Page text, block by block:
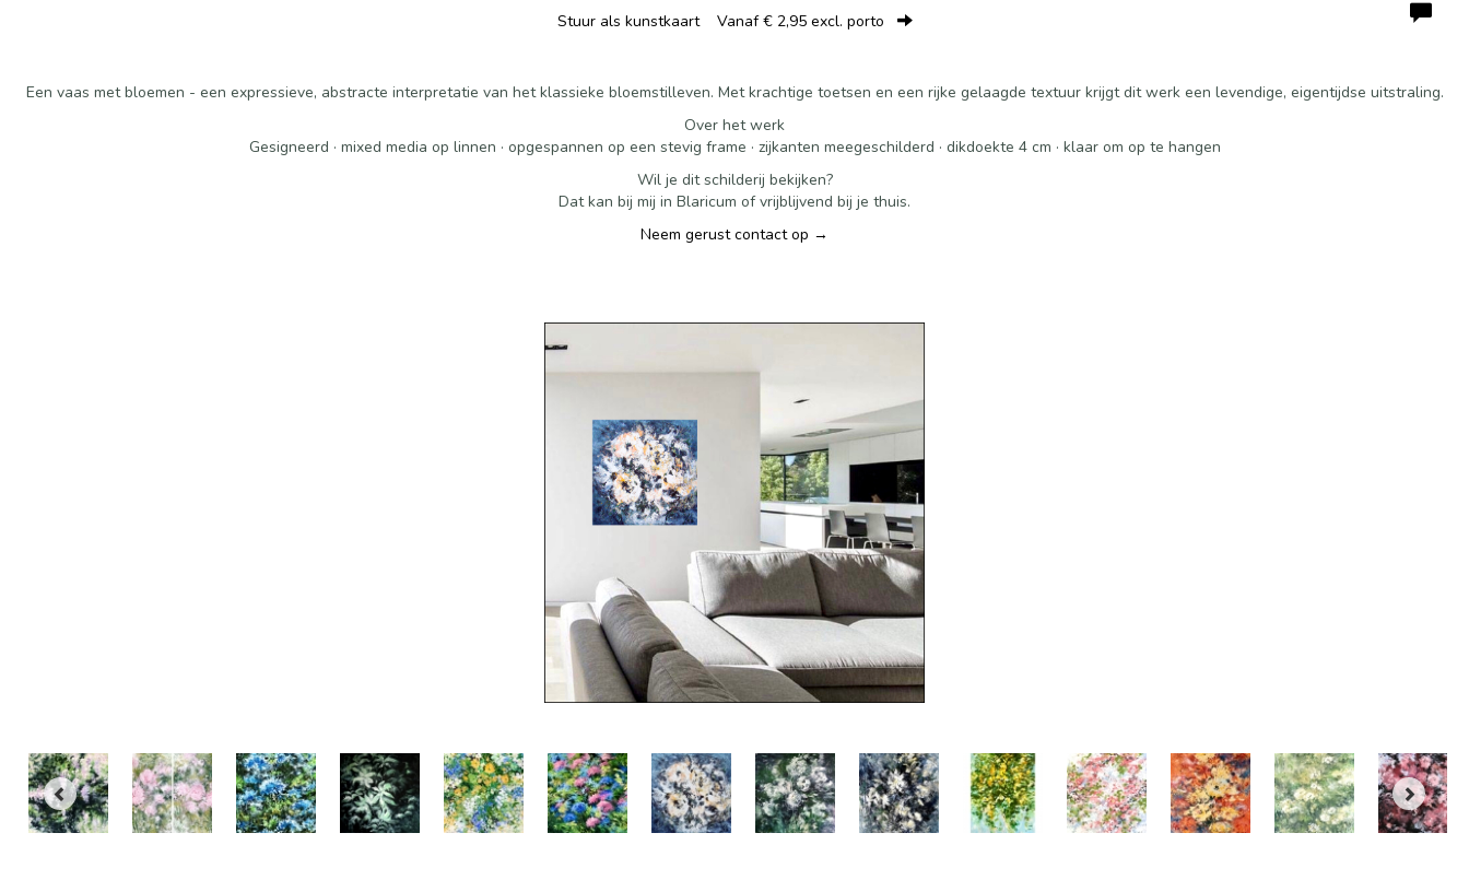
Stuur als kunstkaart Vanaf € 2,95 excl. porto
Een vaas met bloemen - een expressieve, abstracte interpretatie van het klassieke bloemstilleven. Met krachtige toetsen en een rijke gelaagde textuur krijgt dit werk een levendige, eigentijdse uitstraling.
Over het werk
Gesigneerd · mixed media op linnen · opgespannen op een stevig frame · zijkanten meegeschilderd · dikdoekte 4 cm · klaar om op te hangen
Wil je dit schilderij bekijken?
Dat kan bij mij in Blaricum of vrijblijvend bij je thuis.
Neem gerust contact op →